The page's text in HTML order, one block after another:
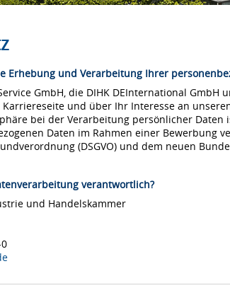
Erhebung und Verarbeitung Ihrer
GmbH, die DIHK DEInternational
und über Ihr Interesse an
bei der Verarbeitung persönlicher
Daten im Rahmen einer Bewerbung
(DSGVO) und dem neuen
verantwortlich?
und Handelskammer
0